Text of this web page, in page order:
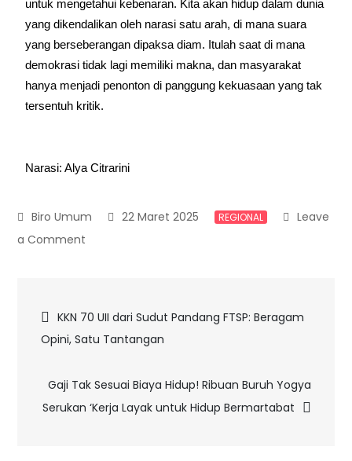
untuk mengetahui kebenaran. Kita akan hidup dalam dunia
yang dikendalikan oleh narasi satu arah, di mana suara
yang berseberangan dipaksa diam. Itulah saat di mana
demokrasi tidak lagi memiliki makna, dan masyarakat
hanya menjadi penonton di panggung kekuasaan yang tak
tersentuh kritik.
Narasi: Alya Citrarini
22 Maret 2025 REGIONAL
Leave
a Comment
KKN 70 UII dari Sudut Pandang FTSP: Beragam
Opini, Satu Tantangan
Gaji Tak Sesuai Biaya Hidup! Ribuan Buruh Yogya
Serukan ‘Kerja Layak untuk Hidup Bermartabat